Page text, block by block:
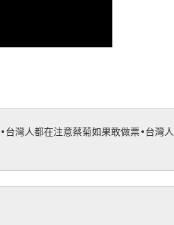
台灣人都在注意蔡菊如果敢做票•台灣人